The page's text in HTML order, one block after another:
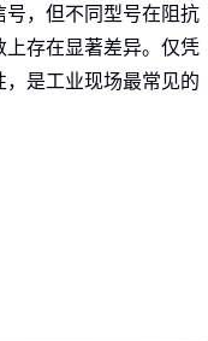
，但不同型号在阻抗
上存在显著差异。仅凭
是工业现场最常见的
衰减
干扰能力差数倍